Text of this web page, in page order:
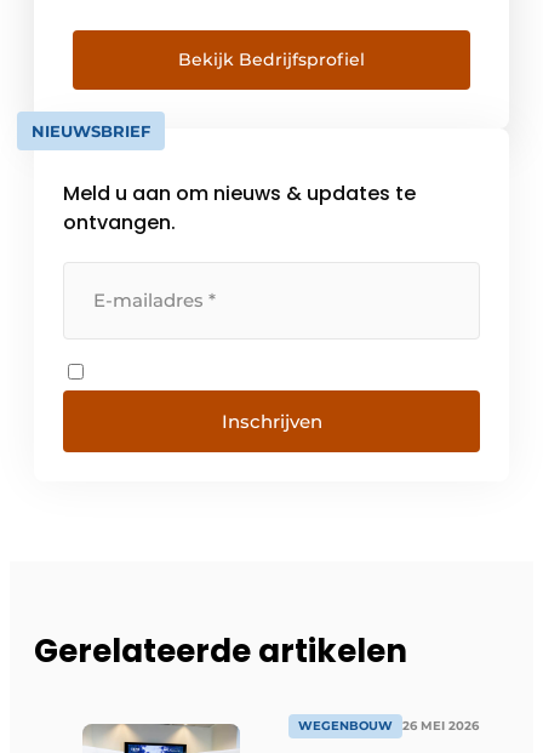
productieproces tot het eindproduct.
Certificaathouders worden periodiek
onderworpen aan een evaluatie door de
certificatie-instelling. Dit gaat tevens
gepaard met monsternemingen voor
resultaten van deze […]
Bekijk Bedrijfsprofiel
NIEUWSBRIEF
Meld u aan om nieuws & updates te
ontvangen.
Inschrijven
Gerelateerde artikelen
WEGENBOUW 26 MEI 2026